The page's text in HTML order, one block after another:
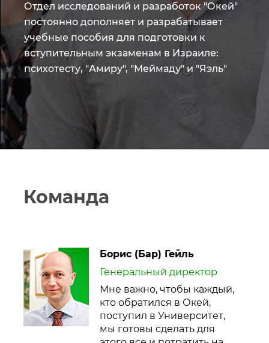
Отдел исследований и разработок "Окей"
постоянно дополняет и разрабатывает
учебные пособия для подготовки к
вступительным экзаменам в Израиле:
психотесту, "Амиру", "Меймаду" и "Яэль"
Команда
Борис (Бар) Гейль
Генеральный директор
Мне важно, чтобы каждый,
кто обратился в Окей,
поступил в Университет,
мы готовы сделать для